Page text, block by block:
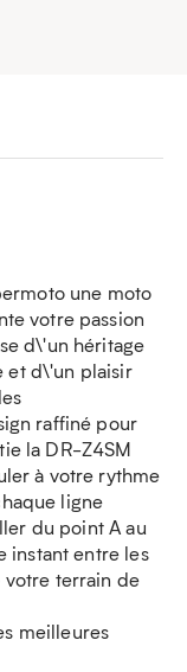
une moto
votre passion
d\'un héritage
et d\'un plaisir
raffiné pour
la DR-Z4SM
à votre rythme
ligne
du point A au
instant entre les
votre terrain de
meilleures